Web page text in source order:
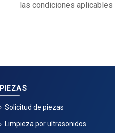
las condiciones aplicables
PIEZAS
Solicitud de piezas
Limpieza por ultrasonidos